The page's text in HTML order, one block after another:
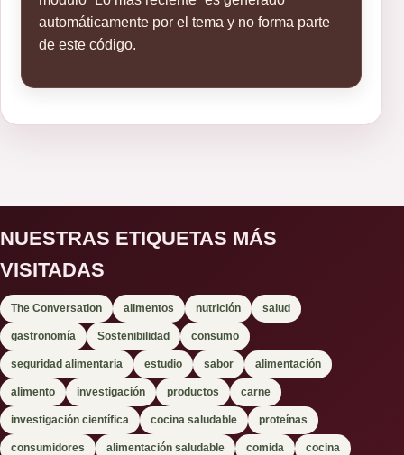
automáticamente por el tema y no forma parte
de este código.
NUESTRAS ETIQUETAS MÁS
VISITADAS
The Conversation alimentos nutrición salud
gastronomía Sostenibilidad consumo
seguridad alimentaria estudio sabor alimentación
alimento investigación productos carne
investigación científica cocina saludable proteínas
consumidores alimentación saludable comida cocina